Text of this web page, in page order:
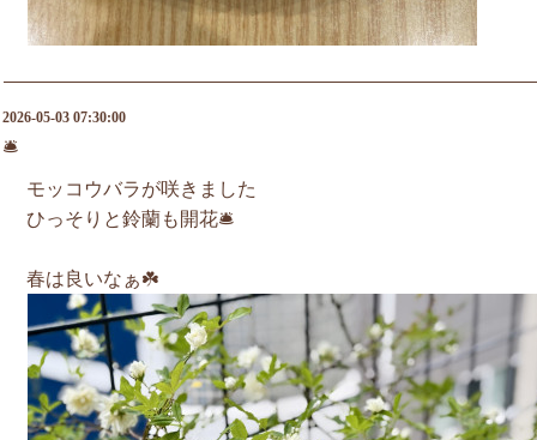
2026-05-03 07:30:00
🛎️
モッコウバラが咲きました
ひっそりと鈴蘭も開花🛎️
春は良いなぁ☘️